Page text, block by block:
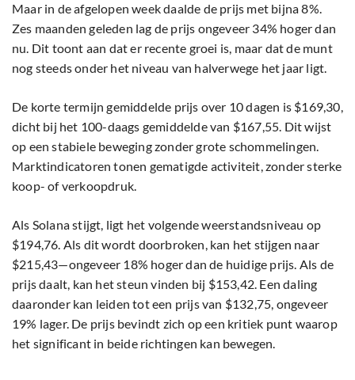
Maar in de afgelopen week daalde de prijs met bijna 8%.
Zes maanden geleden lag de prijs ongeveer 34% hoger dan
nu. Dit toont aan dat er recente groei is, maar dat de munt
nog steeds onder het niveau van halverwege het jaar ligt.
De korte termijn gemiddelde prijs over 10 dagen is $169,30,
dicht bij het 100-daags gemiddelde van $167,55. Dit wijst
op een stabiele beweging zonder grote schommelingen.
Marktindicatoren tonen gematigde activiteit, zonder sterke
koop- of verkoopdruk.
Als Solana stijgt, ligt het volgende weerstandsniveau op
$194,76. Als dit wordt doorbroken, kan het stijgen naar
$215,43—ongeveer 18% hoger dan de huidige prijs. Als de
prijs daalt, kan het steun vinden bij $153,42. Een daling
daaronder kan leiden tot een prijs van $132,75, ongeveer
19% lager. De prijs bevindt zich op een kritiek punt waarop
het significant in beide richtingen kan bewegen.